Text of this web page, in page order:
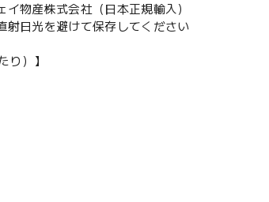
イ物産株式会社（日本正規輸入）
射日光を避けて保存してください
り）】